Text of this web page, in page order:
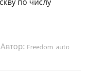
Автор: Freedom_auto